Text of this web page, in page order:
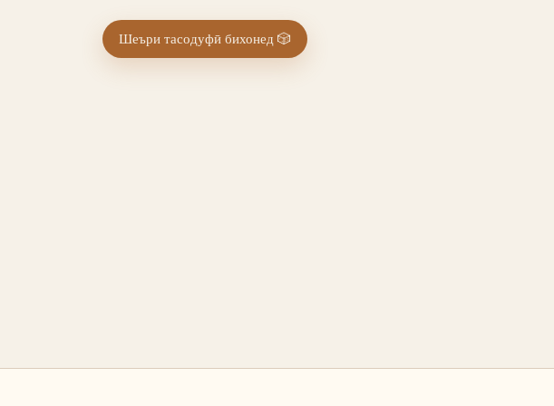
Шеъри тасодуфӣ бихонед 🎲